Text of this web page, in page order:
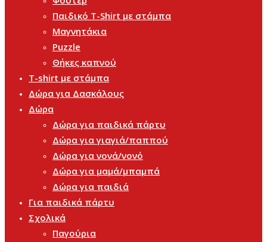
Παιδικό T-Shirt με στάμπα
Μαγνητάκια
Puzzle
Θήκες καπνού
T-shirt με στάμπα
Δώρα για Δασκάλους
Δώρα
Δώρα για παιδικά πάρτυ
Δώρα για γιαγιά/παππού
Δώρα για νονά/νονό
Δώρα για μαμά/μπαμπά
Δώρα για παιδιά
Για παιδικά πάρτυ
Σχολικά
Παγούρια